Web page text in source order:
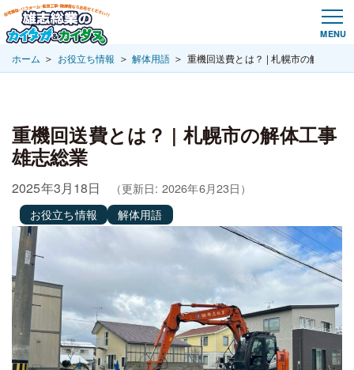
ホーム ＞ お役立ち情報 ＞ 解体用語 ＞ 重機回送費とは？ | 札幌市の解体工事
重機回送費とは？ | 札幌市の解体工事
雄志総業
2025年3月18日 （更新日: 2026年6月23日）
お役立ち情報 解体用語